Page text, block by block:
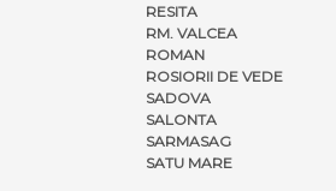
RESITA
RM. VALCEA
ROMAN
ROSIORII DE VEDE
SADOVA
SALONTA
SARMASAG
SATU MARE